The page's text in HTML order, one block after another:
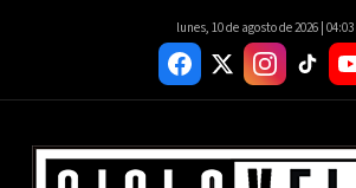
lunes, 10 de agosto de 2026 | 04:03